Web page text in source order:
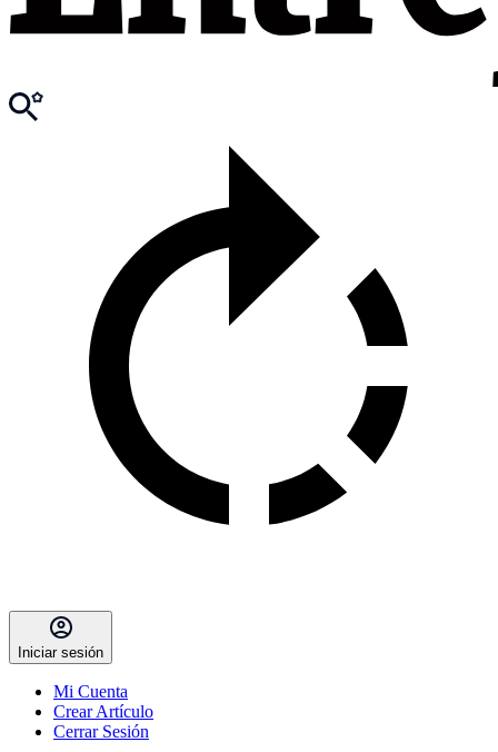
Iniciar sesión
Mi Cuenta
Crear Artículo
Cerrar Sesión